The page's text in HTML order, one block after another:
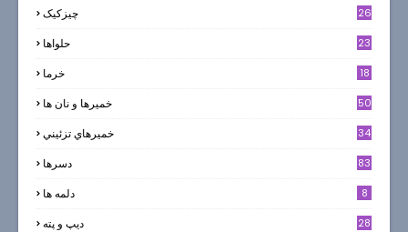
چیزکیک 26
حلواها 23
خرما 18
خميرها و نان ها 50
خميرهاي تزئيني 34
دسرها 83
دلمه ها 8
ديپ و پته 28